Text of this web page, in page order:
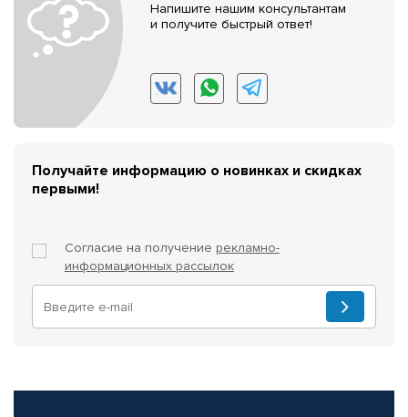
Напишите нашим консультантам
и получите быстрый ответ!
Получайте информацию о новинках и скидках
первыми!
Согласие на получение рекламно-
информационных рассылок